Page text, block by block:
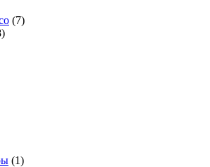
(7)
(1)